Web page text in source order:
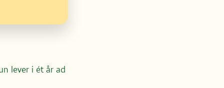
lever i ét år ad